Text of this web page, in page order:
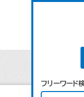
フリーワード